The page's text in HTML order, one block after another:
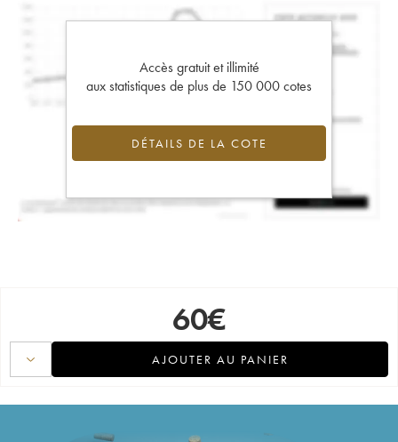
Accès gratuit et illimité
aux statistiques de plus de 150 000 cotes
DÉTAILS DE LA COTE
60€
AJOUTER AU PANIER